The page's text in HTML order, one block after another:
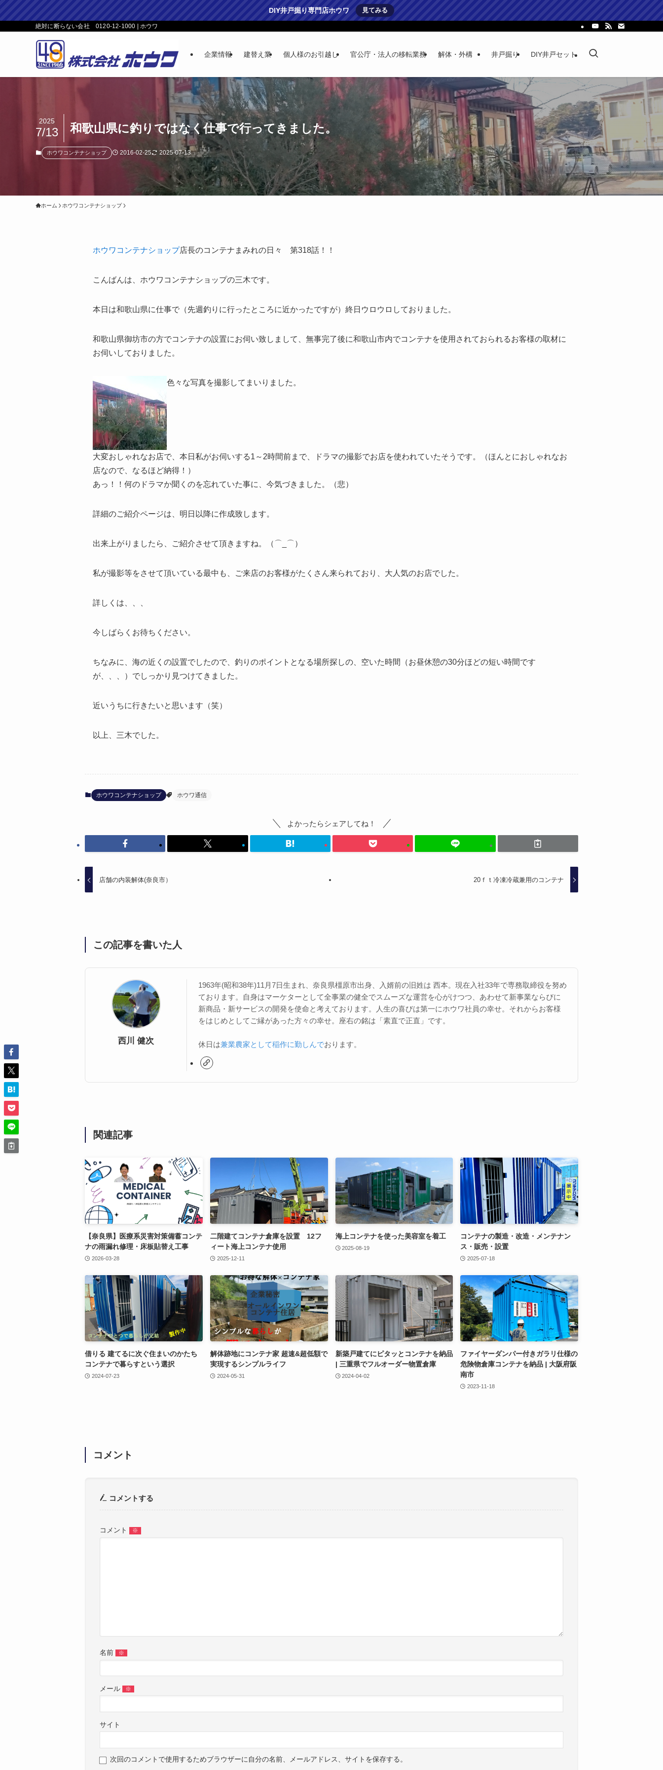
DIY井戸掘り専門店ホウワ 見てみる
絶対に断らない会社 0120-12-1000 | ホウワ
企業情報 建替え業 個人様のお引越し 官公庁・法人の移転業務 解体・外構 井戸掘り DIY井戸セット
和歌山県に釣りではなく仕事で行ってきました。
2025
7/13
ホウワコンテナショップ 2016-02-25 2025-07-13
ホーム ホウワコンテナショップ
ホウワコンテナショップ店長のコンテナまみれの日々 第318話！！
こんばんは、ホウワコンテナショップの三木です。
本日は和歌山県に仕事で（先週釣りに行ったところに近かったですが）終日ウロウロしておりました。
和歌山県御坊市の方でコンテナの設置にお伺い致しまして、無事完了後に和歌山市内でコンテナを使用されておられるお客様の取材に
お伺いしておりました。
色々な写真を撮影してまいりました。
大変おしゃれなお店で、本日私がお伺いする1～2時間前まで、ドラマの撮影でお店を使われていたそうです。（ほんとにおしゃれなお
店なので、なるほど納得！）
あっ！！何のドラマか聞くのを忘れていた事に、今気づきました。（悲）
詳細のご紹介ページは、明日以降に作成致します。
出来上がりましたら、ご紹介させて頂きますね。（⌒_⌒）
私が撮影等をさせて頂いている最中も、ご来店のお客様がたくさん来られており、大人気のお店でした。
詳しくは、、、
今しばらくお待ちください。
ちなみに、海の近くの設置でしたので、釣りのポイントとなる場所探しの、空いた時間（お昼休憩の30分ほどの短い時間です
が、、、）でしっかり見つけてきました。
近いうちに行きたいと思います（笑）
以上、三木でした。
ホウワコンテナショップ ホウワ通信
よかったらシェアしてね！
店舗の内装解体(奈良市） 20ｆｔ冷凍冷蔵兼用のコンテナ
この記事を書いた人
西川 健次
1963年(昭和38年)11月7日生まれ、奈良県橿原市出身、入婿前の旧姓は 西本。現在入社33年で専務取締役を努め
ております。自身はマーケターとして全事業の健全でスムーズな運営を心がけつつ、あわせて新事業ならびに
新商品・新サービスの開発を使命と考えております。人生の喜びは第一にホウワ社員の幸せ。それからお客様
をはじめとしてご縁があった方々の幸せ。座右の銘は「素直で正直」です。
休日は兼業農家として稲作に勤しんでおります。
関連記事
【奈良県】医療系災害対策備蓄コンテ
ナの雨漏れ修理・床板貼替え工事
2026-03-28
二階建てコンテナ倉庫を設置 12フ
ィート海上コンテナ使用
2025-12-11
海上コンテナを使った美容室を着工
2025-08-19
コンテナの製造・改造・メンテナン
ス・販売・設置
2025-07-18
借りる 建てるに次ぐ住まいのかたち
コンテナで暮らすという選択
2024-07-23
解体跡地にコンテナ家 超速&超低額で
実現するシンプルライフ
2024-05-31
新築戸建てにピタッとコンテナを納品
| 三重県でフルオーダー物置倉庫
2024-04-02
ファイヤーダンパー付きガラリ仕様の
危険物倉庫コンテナを納品 | 大阪府阪
南市
2023-11-18
コメント
コメントする
コメント ※
名前 ※
メール ※
サイト
次回のコメントで使用するためブラウザーに自分の名前、メールアドレス、サイトを保存する。